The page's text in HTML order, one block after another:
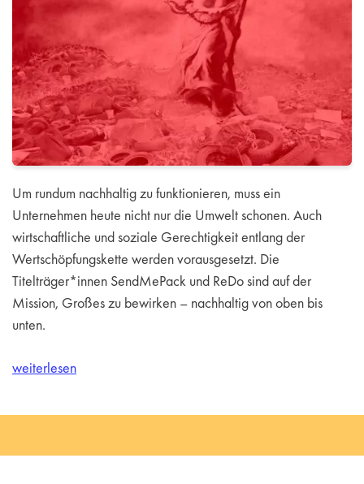
Um rundum nachhaltig zu funktionieren, muss ein
Unternehmen heute nicht nur die Umwelt schonen. Auch
wirtschaftliche und soziale Gerechtigkeit entlang der
Wertschöpfungskette werden vorausgesetzt. Die
Titelträger*innen SendMePack und ReDo sind auf der
Mission, Großes zu bewirken – nachhaltig von oben bis
unten.
weiterlesen